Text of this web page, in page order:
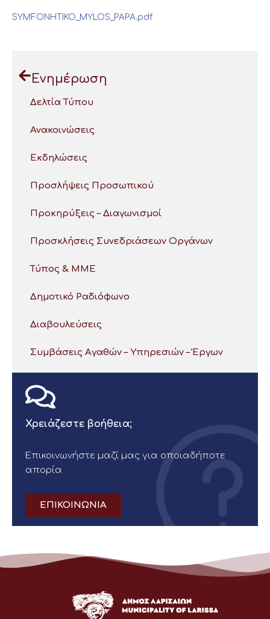
SYMFONHTIKO_MYLOS_PAPΑ.pdf
Ενημέρωση
Δελτία Τύπου
Ανακοινώσεις
Εκδηλώσεις
Προσλήψεις Προσωπικού
Προκηρύξεις – Διαγωνισμοί
Προσκλήσεις Συνεδριάσεων Οργάνων
Τύπος & ΜΜΕ
Δημοτικό Ραδιόφωνο
Διαβουλεύσεις
Συμβάσεις Αγαθών – Υπηρεσιών – Έργων
Χρειάζεστε βοήθεια;
Επικοινωνήστε μαζί μας για οποιαδήποτε
απορία
ΕΠΙΚΟΙΝΩΝΙΑ